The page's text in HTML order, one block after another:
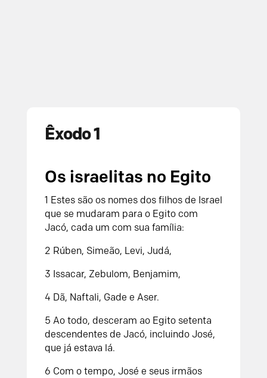
Êxodo 1
Os israelitas no Egito
1 Estes são os nomes dos filhos de Israel
que se mudaram para o Egito com
Jacó, cada um com sua família:
2 Rúben, Simeão, Levi, Judá,
3 Issacar, Zebulom, Benjamim,
4 Dã, Naftali, Gade e Aser.
5 Ao todo, desceram ao Egito setenta
descendentes de Jacó, incluindo José,
que já estava lá.
6 Com o tempo, José e seus irmãos